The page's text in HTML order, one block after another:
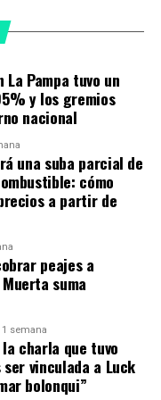
con el
el artista
Rovira inaugura
Plaza Seeber
La obra,
3,90 de alto y llevó
triunfos de
«las sensaciones
el artista
vez. «Para
y
diferente pero
cada argentino»,
Pampa tuvo un
y los gremios
nacional
una suba parcial de
cómo
a partir de
peajes a
suma
1 semana
charla que tuvo
vinculada a Luck
bolonqui”